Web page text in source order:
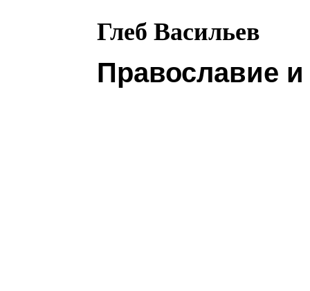
Глеб Васильев
Православие